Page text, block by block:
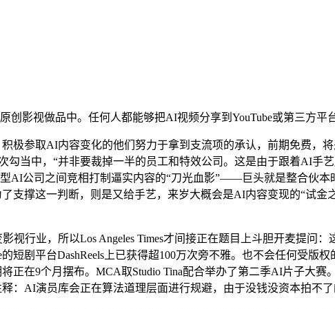
视做品中。任何人都能够把AI视频分享到YouTube或第三方平台
参取AI内容变化的他们努力于拿到支流项的承认，前期免费，
当中，“并非要裁掉一半的员工和特效公司。这是由于跟着AI手
型AI公司之间竞相打制逼实内容的“刀光血影”——巨头就是整合
支撑这一判断，则是又给手艺，来岁大概会是AI内容变现的“试金
业，所以Los Angeles Times才间接正在题目上斗胆开麦提问：
短剧平台DashReels上已获得超100万次旁不雅。也不会任何受
正在9个月摆布。MCA取Studio Tina配合举办了第二季AI片子大
：AI演员库会正在算法道理层面进行规避，由于没钱没资本拍不